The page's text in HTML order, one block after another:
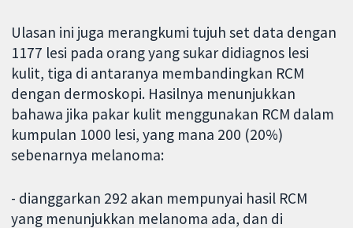
Ulasan ini juga merangkumi tujuh set data dengan
1177 lesi pada orang yang sukar didiagnos lesi
kulit, tiga di antaranya membandingkan RCM
dengan dermoskopi. Hasilnya menunjukkan
bahawa jika pakar kulit menggunakan RCM dalam
kumpulan 1000 lesi, yang mana 200 (20%)
sebenarnya melanoma:
- dianggarkan 292 akan mempunyai hasil RCM
yang menunjukkan melanoma ada, dan di